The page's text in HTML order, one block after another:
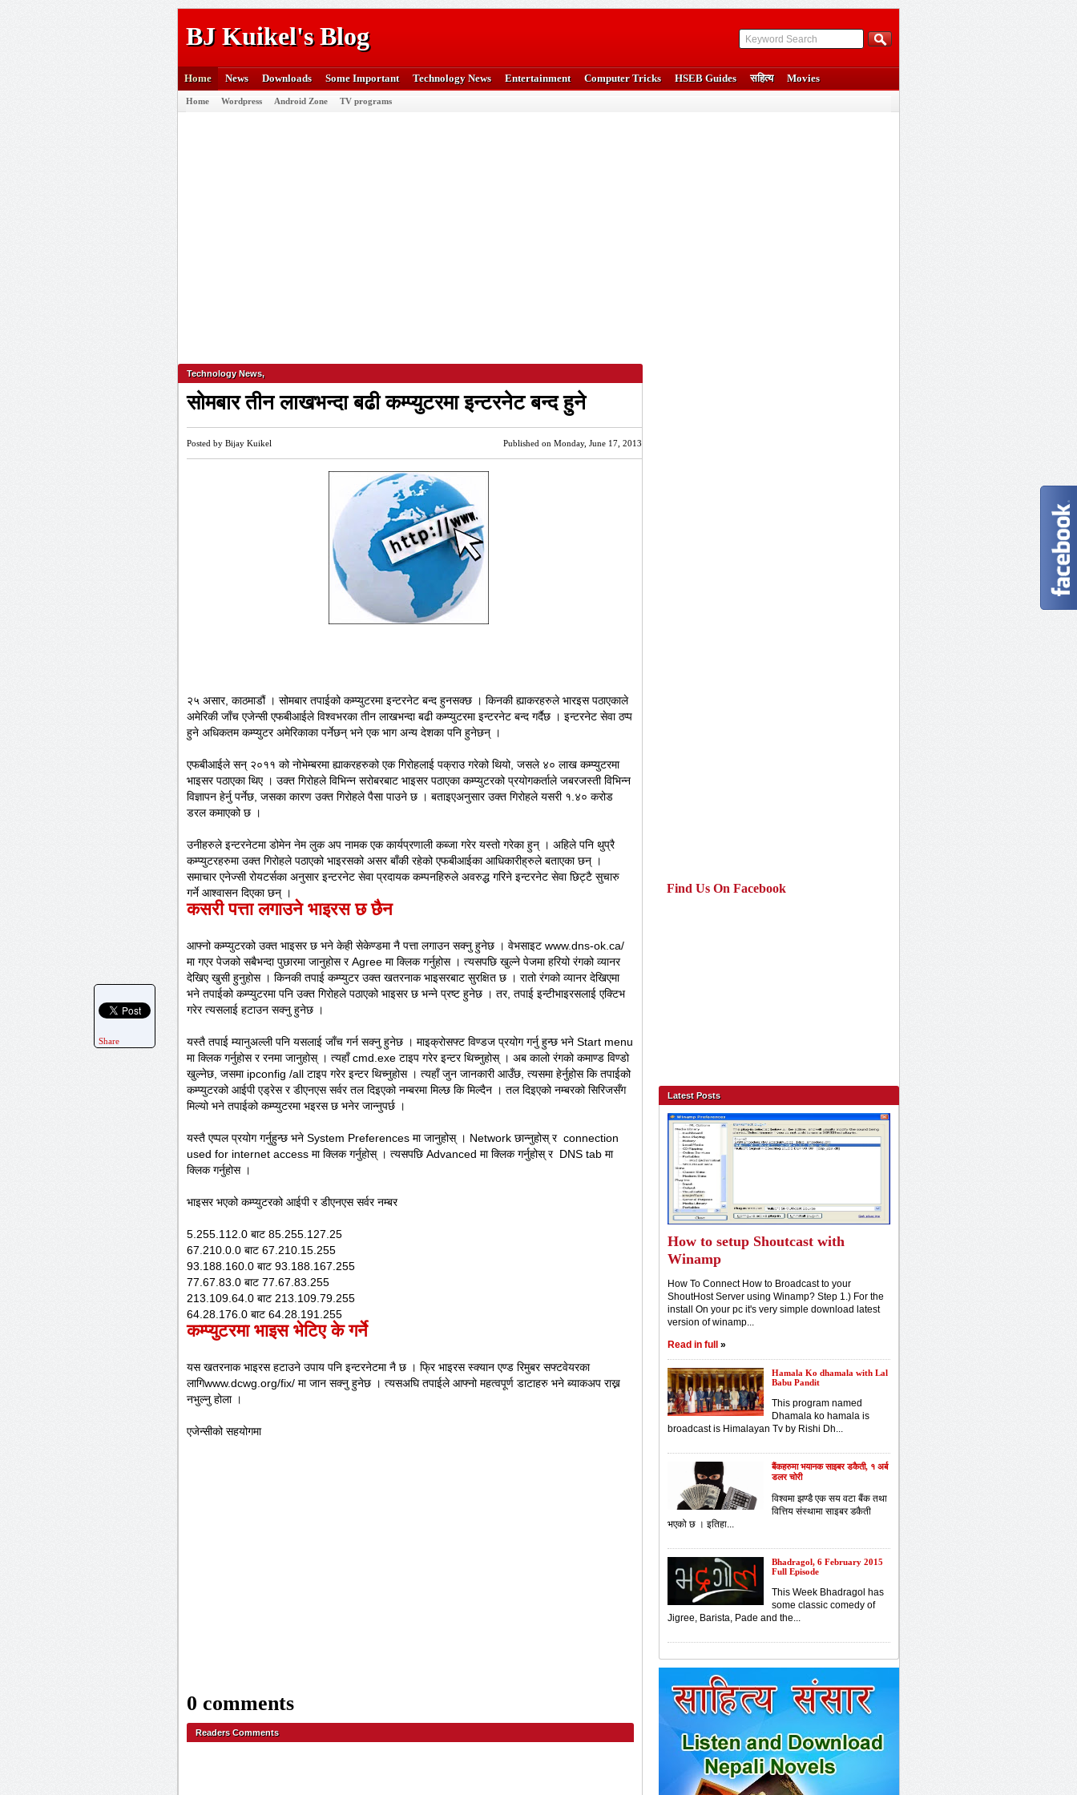
BJ Kuikel's Blog
Home News Downloads Some Important Technology News Entertainment Computer Tricks HSEB Guides सहित्य Movies
Home Wordpress Android Zone TV programs
Technology News,
सोमबार तीन लाखभन्दा बढी कम्प्युटरमा इन्टरनेट बन्द हुने
Posted by Bijay Kuikel Published on Monday, June 17, 2013
२५ असार, काठमाडौं । सोमबार तपाईको कम्प्युटरमा इन्टरनेट बन्द हुनसक्छ । किनकी ह्याकरहरुले भारइस पठाएकाले
अमेरिकी जाँच एजेन्सी एफबीआईले विश्वभरका तीन लाखभन्दा बढी कम्प्युटरमा इन्टरनेट बन्द गर्दैछ । इन्टरनेट सेवा ठप्प
हुने अधिकतम कम्प्युटर अमेरिकाका पर्नेछन् भने एक भाग अन्य देशका पनि हुनेछन् ।
एफबीआईले सन् २०११ को नोभेम्बरमा ह्याकरहरुको एक गिरोहलाई पक्राउ गरेको थियो, जसले ४० लाख कम्प्युटरमा
भाइसर पठाएका थिए । उक्त गिरोहले विभिन्न सरोबरबाट भाइसर पठाएका कम्प्युटरको प्रयोगकर्ताले जबरजस्ती विभिन्न
विज्ञापन हेर्नु पर्नेछ, जसका कारण उक्त गिरोहले पैसा पाउने छ । बताइएअनुसार उक्त गिरोहले यसरी १.४० करोड
डरल कमाएको छ ।
उनीहरुले इन्टरनेटमा डोमेन नेम लुक अप नामक एक कार्यप्रणाली कब्जा गरेर यस्तो गरेका हुन् । अहिले पनि थुप्रै
कम्प्युटरहरुमा उक्त गिरोहले पठाएको भाइरसको असर बाँकी रहेको एफबीआईका आधिकारीह्रुले बताएका छन् ।
समाचार एनेज्सी रोयटर्सका अनुसार इन्टरनेट सेवा प्रदायक कम्पनहिरुले अवरुद्ध गरिने इन्टरनेट सेवा छिट्टै सुचारु
गर्ने आश्वासन दिएका छन् ।
कसरी पत्ता लगाउने भाइरस छ छैन
आफ्नो कम्प्युटरको उक्त भाइसर छ भने केही सेकेण्डमा नै पत्ता लगाउन सक्नु हुनेछ । वेभसाइट www.dns-ok.ca/
मा गएर पेजको सबैभन्दा पुछारमा जानुहोस र Agree मा क्लिक गर्नुहोस । त्यसपछि खुल्ने पेजमा हरियो रंगको व्यानर
देखिए खुसी हुनुहोस । किनकी तपाई कम्प्युटर उक्त खतरनाक भाइसरबाट सुरक्षित छ । रातो रंगको व्यानर देखिएमा
भने तपाईको कम्प्युटरमा पनि उक्त गिरोहले पठाएको भाइसर छ भन्ने प्रष्ट हुनेछ । तर, तपाई इन्टीभाइरसलाई एक्टिभ
गरेर त्यसलाई हटाउन सक्नु हुनेछ ।
यस्तै तपाई म्यानुअल्ली पनि यसलाई जाँच गर्न सक्नु हुनेछ । माइक्रोसफ्ट विण्डज प्रयोग गर्नु हुन्छ भने Start menu
मा क्लिक गर्नुहोस र रनमा जानुहोस् । त्यहाँ cmd.exe टाइप गरेर इन्टर थिच्नुहोस् । अब कालो रंगको कमाण्ड विण्डो
खुल्नेछ, जसमा ipconfig /all टाइप गरेर इन्टर थिच्नुहोस । त्यहाँ जुन जानकारी आउँछ, त्यसमा हेर्नुहोस कि तपाईको
कम्प्युटरको आईपी एड्रेस र डीएनएस सर्वर तल दिइएको नम्बरमा मिल्छ कि मिल्दैन । तल दिइएको नम्बरको सिरिजसँग
मिल्यो भने तपाईको कम्प्युटरमा भइरस छ भनेर जान्नुपर्छ ।
यस्तै एप्पल प्रयोग गर्नुहुन्छ भने System Preferences मा जानुहोस् । Network छान्नुहोस् र connection
used for internet access मा क्लिक गर्नुहोस् । त्यसपछि Advanced मा क्लिक गर्नुहोस् र DNS tab मा
क्लिक गर्नुहोस ।
भाइसर भएको कम्प्युटरको आईपी र डीएनएस सर्वर नम्बर
5.255.112.0 बाट 85.255.127.25
67.210.0.0 बाट 67.210.15.255
93.188.160.0 बाट 93.188.167.255
77.67.83.0 बाट 77.67.83.255
213.109.64.0 बाट 213.109.79.255
64.28.176.0 बाट 64.28.191.255
कम्प्युटरमा भाइस भेटिए के गर्ने
यस खतरनाक भाइरस हटाउने उपाय पनि इन्टरनेटमा नै छ । फ्रि भाइरस स्क्यान एण्ड रिमुबर सफ्टवेयरका
लागिwww.dcwg.org/fix/ मा जान सक्नु हुनेछ । त्यसअघि तपाईले आफ्नो महत्वपूर्ण डाटाहरु भने ब्याकअप राख्न
नभुल्नु होला ।
एजेन्सीको सहयोगमा
0 comments
Readers Comments
Share
Find Us On Facebook
Latest Posts
How to setup Shoutcast with
Winamp
How To Connect How to Broadcast to your
ShoutHost Server using Winamp? Step 1.) For the
install On your pc it's very simple download latest
version of winamp...
Read in full
»
Hamala Ko dhamala with Lal
Babu Pandit
This program named
Dhamala ko hamala is
broadcast is Himalayan Tv by Rishi Dh...
बैंकहरुमा भयानक साइबर डकैती, १ अर्ब
डलर चोरी
विश्वमा झण्डै एक सय वटा बैंक तथा
वित्तिय संस्थामा साइबर डकैती
भएको छ । इतिहा...
Bhadragol, 6 February 2015
Full Episode
This Week Bhadragol has
some classic comedy of
Jigree, Barista, Pade and the...